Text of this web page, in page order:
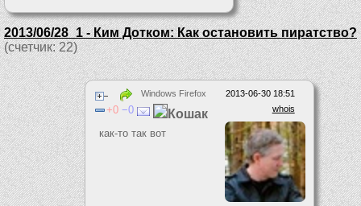
2013/06/28_1 - Ким Дотком: Как остановить пиратство?
(счетчик: 22)
2013-06-30 18:51
Windows Firefox
whois
0 0 Кошак
как-то так вот